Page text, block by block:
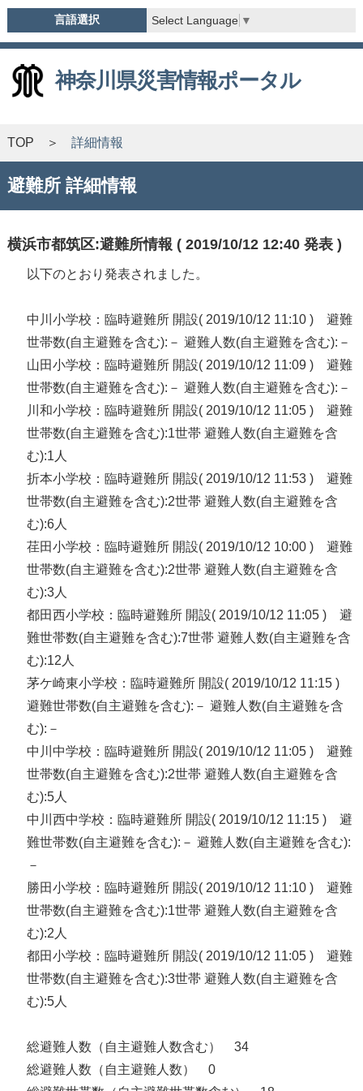
言語選択 Select Language ▼
神奈川県災害情報ポータル
TOP 詳細情報
避難所 詳細情報
横浜市都筑区:避難所情報 ( 2019/10/12 12:40 発表 )
以下のとおり発表されました。
中川小学校：臨時避難所 開設( 2019/10/12 11:10 ) 避難
世帯数(自主避難を含む):－ 避難人数(自主避難を含む):－
山田小学校：臨時避難所 開設( 2019/10/12 11:09 ) 避難
世帯数(自主避難を含む):－ 避難人数(自主避難を含む):－
川和小学校：臨時避難所 開設( 2019/10/12 11:05 ) 避難
世帯数(自主避難を含む):1世帯 避難人数(自主避難を含
む):1人
折本小学校：臨時避難所 開設( 2019/10/12 11:53 ) 避難
世帯数(自主避難を含む):2世帯 避難人数(自主避難を含
む):6人
荏田小学校：臨時避難所 開設( 2019/10/12 10:00 ) 避難
世帯数(自主避難を含む):2世帯 避難人数(自主避難を含
む):3人
都田西小学校：臨時避難所 開設( 2019/10/12 11:05 ) 避
難世帯数(自主避難を含む):7世帯 避難人数(自主避難を含
む):12人
茅ケ崎東小学校：臨時避難所 開設( 2019/10/12 11:15 )
避難世帯数(自主避難を含む):－ 避難人数(自主避難を含
む):－
中川中学校：臨時避難所 開設( 2019/10/12 11:05 ) 避難
世帯数(自主避難を含む):2世帯 避難人数(自主避難を含
む):5人
中川西中学校：臨時避難所 開設( 2019/10/12 11:15 ) 避
難世帯数(自主避難を含む):－ 避難人数(自主避難を含む):
－
勝田小学校：臨時避難所 開設( 2019/10/12 11:10 ) 避難
世帯数(自主避難を含む):1世帯 避難人数(自主避難を含
む):2人
都田小学校：臨時避難所 開設( 2019/10/12 11:05 ) 避難
世帯数(自主避難を含む):3世帯 避難人数(自主避難を含
む):5人
総避難人数（自主避難人数含む） 34
総避難人数（自主避難人数） 0